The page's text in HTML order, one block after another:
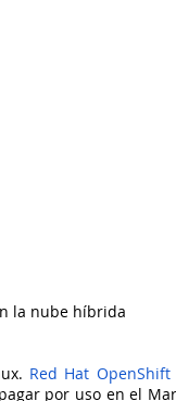
la nube híbrida
Red Hat OpenShift
por uso en el